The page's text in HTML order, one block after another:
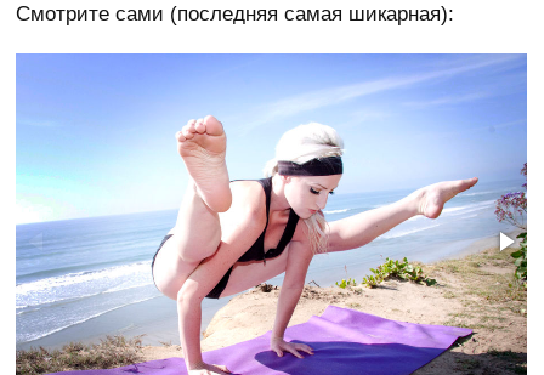
Смотрите сами (последняя самая шикарная):